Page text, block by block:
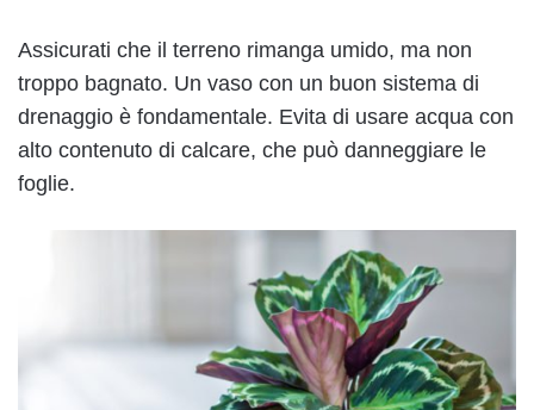
Assicurati che il terreno rimanga umido, ma non
troppo bagnato. Un vaso con un buon sistema di
drenaggio è fondamentale. Evita di usare acqua con
alto contenuto di calcare, che può danneggiare le
foglie.